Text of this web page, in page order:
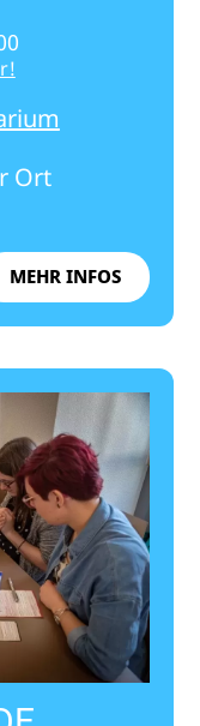
Ort
MEHR INFOS